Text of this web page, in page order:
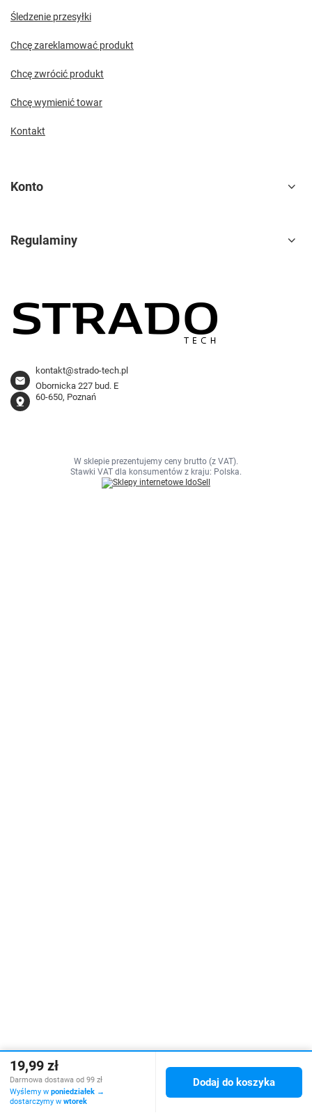
Śledzenie przesyłki
Chcę zareklamować produkt
Chcę zwrócić produkt
Chcę wymienić towar
Kontakt
Konto
Regulaminy
kontakt@strado-tech.pl
Obornicka 227 bud. E
60-650, Poznań
W sklepie prezentujemy ceny brutto (z VAT).
Stawki VAT dla konsumentów z kraju: Polska.
19,99 zł
Darmowa dostawa od 99 zł
Wyślemy w poniedziałek →
dostarczymy w wtorek
Dodaj do koszyka